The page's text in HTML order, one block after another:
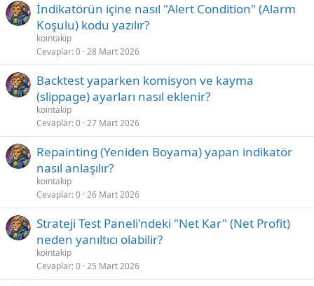
İndikatörün içine nasıl "Alert Condition" (Alarm
Koşulu) kodu yazılır?
kointakip
Cevaplar 0 28 Mart 2026
Backtest yaparken komisyon ve kayma
(slippage) ayarları nasıl eklenir?
kointakip
Cevaplar 0 27 Mart 2026
Repainting (Yeniden Boyama) yapan indikatör
nasıl anlaşılır?
kointakip
Cevaplar 0 26 Mart 2026
Strateji Test Paneli'ndeki "Net Kar" (Net Profit)
neden yanıltıcı olabilir?
kointakip
Cevaplar 0 25 Mart 2026